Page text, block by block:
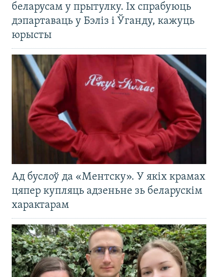
беларусам у прытулку. Іх спрабуюць
дэпартаваць у Бэліз і Ўганду, кажуць
юрысты
Ад буслоў да «Ментску». У якіх крамах
цяпер купляць адзеньне зь беларускім
характарам